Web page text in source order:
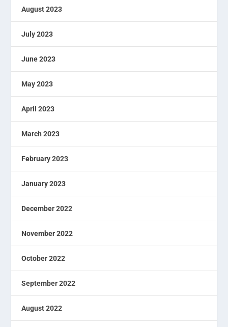
August 2023
July 2023
June 2023
May 2023
April 2023
March 2023
February 2023
January 2023
December 2022
November 2022
October 2022
September 2022
August 2022